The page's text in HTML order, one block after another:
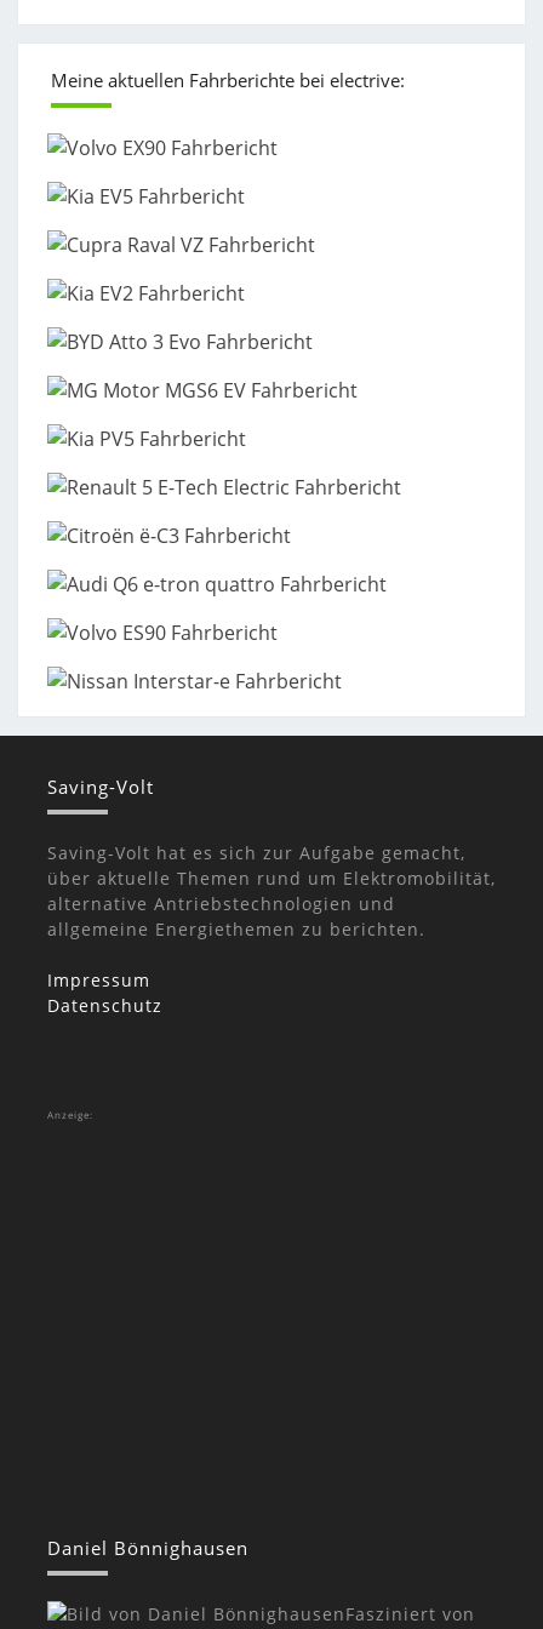
Meine aktuellen Fahrberichte bei electrive:
Saving-Volt
Saving-Volt hat es sich zur Aufgabe gemacht,
über aktuelle Themen rund um Elektromobilität,
alternative Antriebstechnologien und
allgemeine Energiethemen zu berichten.
Impressum
Datenschutz
Anzeige:
Daniel Bönnighausen
Fasziniert von